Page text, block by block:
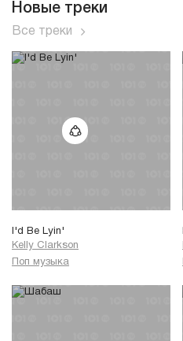
Новые треки
Все треки
I'd Be Lyin'
Kelly Clarkson
Поп музыка